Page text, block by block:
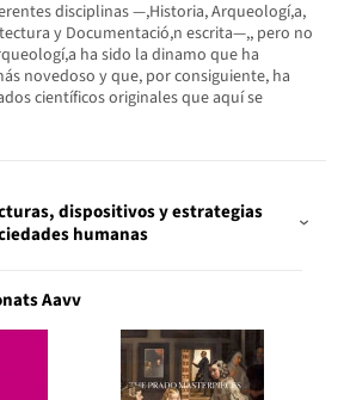
disciplinas —,Historia, Arqueologí,a,
y Documentació,n escrita—,, pero no
ha sido la dinamo que ha
novedoso y que, por consiguiente, ha
científicos originales que aquí se
dispositivos y estrategias
humanas
Aavv